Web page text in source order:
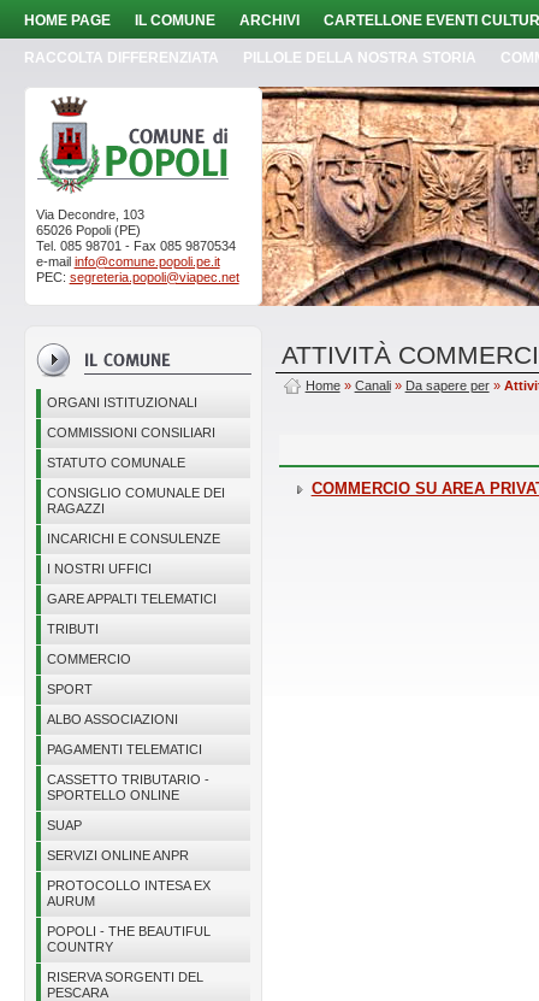
HOME PAGE IL COMUNE ARCHIVI CARTELLONE EVENTI
RACCOLTA DIFFERENZIATA PILLOLE DELLA NOSTRA STORIA
Via Decondre, 103
65026 Popoli (PE)
Tel. 085 98701 - Fax 085 9870534
e-mail info@comune.popoli.pe.it
PEC: segreteria.popoli@viapec.net
ORGANI ISTITUZIONALI
COMMISSIONI CONSILIARI
STATUTO COMUNALE
CONSIGLIO COMUNALE DEI
RAGAZZI
INCARICHI E CONSULENZE
I NOSTRI UFFICI
GARE APPALTI TELEMATICI
TRIBUTI
COMMERCIO
SPORT
ALBO ASSOCIAZIONI
PAGAMENTI TELEMATICI
CASSETTO TRIBUTARIO -
SPORTELLO ONLINE
SUAP
SERVIZI ONLINE ANPR
PROTOCOLLO INTESA EX
AURUM
POPOLI - THE BEAUTIFUL
COUNTRY
RISERVA SORGENTI DEL
PESCARA
ATTIVITÀ
Home» Canali» Da sapere per»
COMMERCIO SU AREA